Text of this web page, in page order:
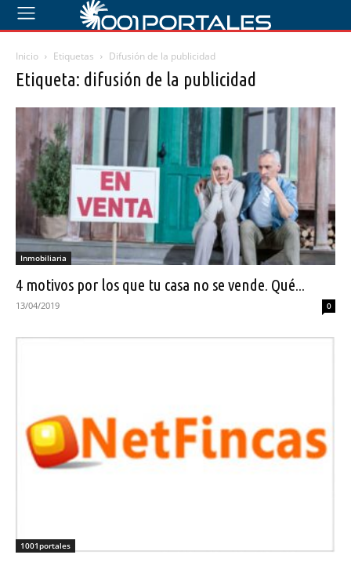
Inicio Etiquetas Difusión de la publicidad
Etiqueta: difusión de la publicidad
Inmobiliaria
4 motivos por los que tu casa no se vende. Qué...
13/04/2019 0
1001portales